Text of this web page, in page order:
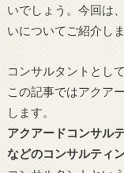
いでしょう。今回は
いについてご紹介しま
コンサルタントとし
この記事ではアクア
します。
アクアードコンサル
などのコンサルティ